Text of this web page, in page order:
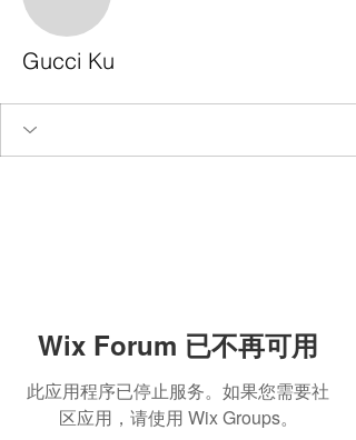
Gucci Ku
Wix Forum 已不再可用
此应用程序已停止服务。如果您需要社
区应用，请使用 Wix Groups。